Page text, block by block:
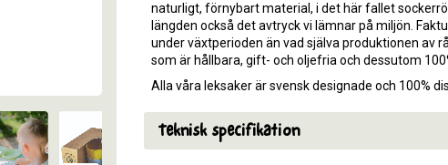
naturligt, förnybart material, i det här fallet
längden också det avtryck vi lämnar på miljön.
under växtperioden än vad själva produktionen av
som är hållbara, gift- och oljefria och dessutom
Alla våra leksaker är svensk designade och 100%
Teknisk specifikation